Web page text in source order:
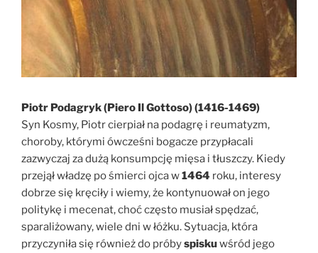
Piotr Podagryk (Piero Il Gottoso) (1416-1469)
Syn Kosmy, Piotr cierpiał na podagrę i reumatyzm,
choroby, którymi ówcześni bogacze przypłacali
zazwyczaj za dużą konsumpcję mięsa i tłuszczy. Kiedy
przejął władzę po śmierci ojca w1464 roku, interesy
dobrze się kręciły i wiemy, że kontynuował on jego
politykę i mecenat, choć często musiał spędzać,
sparaliżowany, wiele dni w łóżku. Sytuacja, która
przyczyniła się również do próbyspiskuwśród jego